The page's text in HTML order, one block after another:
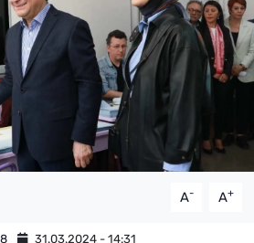
A- A+
31.03.2024 - 14:31